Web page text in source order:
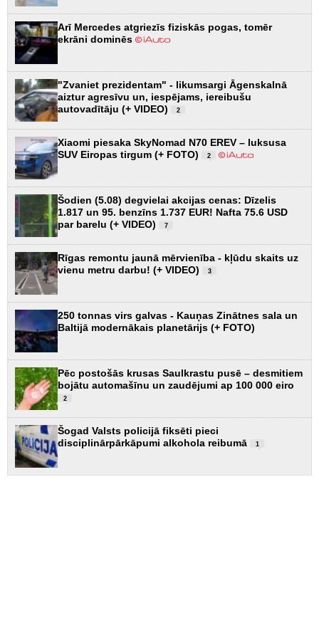
Arī Mercedes atgriezīs fiziskās pogas, tomēr
ekrāni dominēs
"Zvaniet prezidentam" - likumsargi Āgenskalnā
aiztur agresīvu un, iespējams, iereibušu
autovadītāju (+ VIDEO)
2
Xiaomi piesaka SkyNomad N70 EREV – luksusa
SUV Eiropas tirgum (+ FOTO)
2
Šodien (5.08) degvielai akcijas cenas: Dīzelis
1.817 un 95. benzīns 1.737 EUR! Nafta 75.6 USD
par barelu (+ VIDEO)
7
Rīgas remontu jaunā mērvienība - kļūdu skaits uz
vienu metru darbu! (+ VIDEO)
3
250 tonnas virs galvas - Kauņas Zinātnes sala un
Baltijā modernākais planetārijs (+ FOTO)
Pēc postošās krusas Saulkrastu pusē – desmitiem
bojātu automašīnu un zaudējumi ap 100 000 eiro
2
Šogad Valsts policijā fiksēti pieci
disciplinārpārkāpumi alkohola reibumā
1